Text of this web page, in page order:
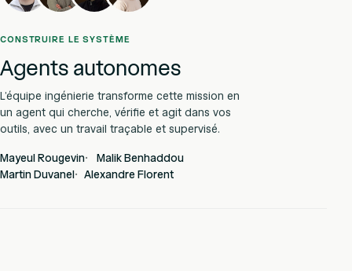
CONSTRUIRE LE SYSTÈME
Agents autonomes
L’équipe ingénierie transforme cette mission en
un agent qui cherche, vérifie et agit dans vos
outils, avec un travail traçable et supervisé.
Mayeul Rougevin
Malik Benhaddou
Martin Duvanel
Alexandre Florent